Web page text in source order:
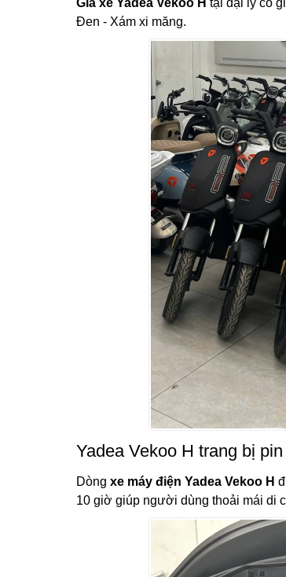
Giá xe Yadea Vekoo H tại đại lý có
Đen - Xám xi măng.
Yadea Vekoo H trang bị
Dòng xe máy điện Yadea Vekoo H
10 giờ giúp người dùng thoải mái di